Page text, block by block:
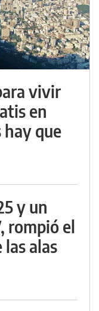
vivir
en
hay que
y un
rompió el
alas